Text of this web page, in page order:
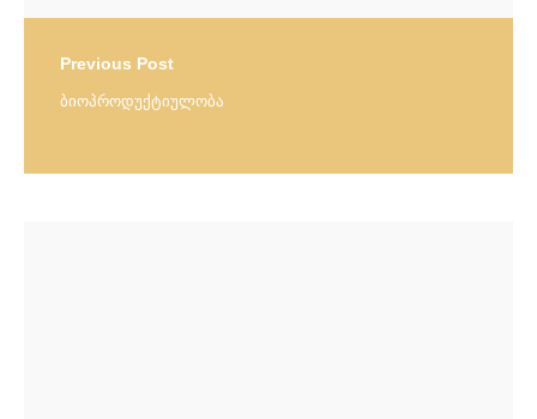
Previous Post
ბიოპროდუქტიულობა